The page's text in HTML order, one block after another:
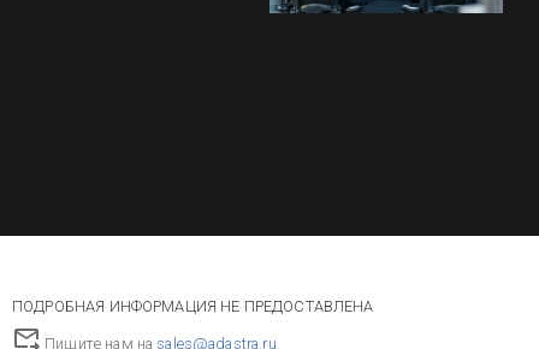
ПОДРОБНАЯ ИНФОРМАЦИЯ НЕ ПРЕДОСТАВЛЕНА
Пишите нам на sales@adastra.ru